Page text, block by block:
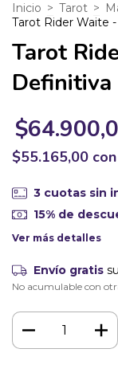
Inicio > Tarot >
Tarot Rider Waite
Tarot
Definitiva
$55.165,00 con
3 cuotas sin
15% de
Ver más detalles
Envío gratis
No acumulable con